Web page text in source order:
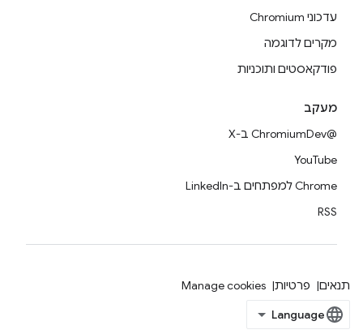
עדכוני Chromium
מקרים לדוגמה
פודקאסטים ותוכניות
מעקב
@ChromiumDev ב-X
YouTube
Chrome למפתחים ב-LinkedIn
RSS
תנאים פרטיות Manage cookies